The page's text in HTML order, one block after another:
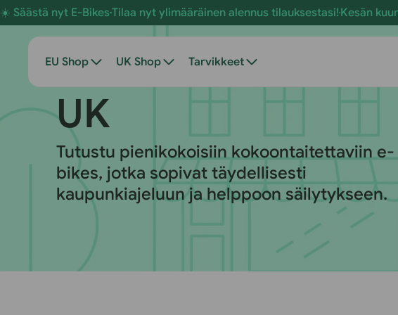
Siirry
sisältöön
E-BikesTilaa nyt ylimääräinen alennus tilauksestasi!Kesän kuumat
EU Shop UK Shop Tarvikkeet
K
O
K
E
UK
Tutustu pienikokoisiin kokoontaitettaviin e-
bikes, jotka sopivat täydellisesti
kaupunkiajeluun ja helppoon säilytykseen.